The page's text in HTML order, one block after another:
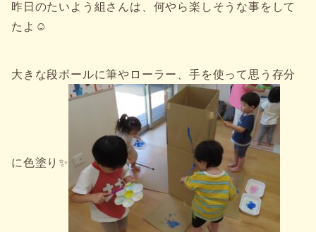
昨日のたいよう組さんは、何やら楽しそうな事をして
たよ☺
大きな段ボールに筆やローラー、手を使って思う存分
に色塗り✨